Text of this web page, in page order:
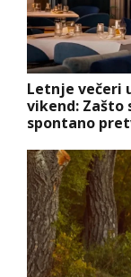
Letnje večeri
vikend: Zašto
spontano